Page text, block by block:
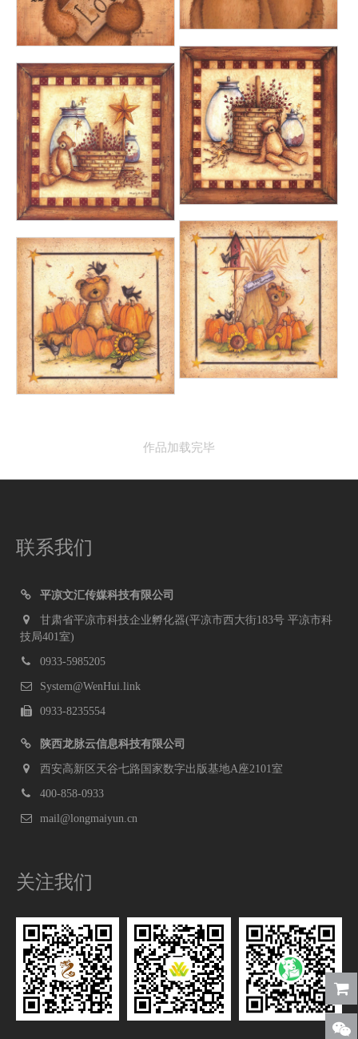
作品加载完毕
联系我们
平凉文汇传媒科技有限公司
甘肃省平凉市科技企业孵化器(平凉市西大街183号 平凉市科
技局401室)
0933-5985205
System@WenHui.link
0933-8235554
陕西龙脉云信息科技有限公司
西安高新区天谷七路国家数字出版基地A座2101室
400-858-0933
mail@longmaiyun.cn
关注我们